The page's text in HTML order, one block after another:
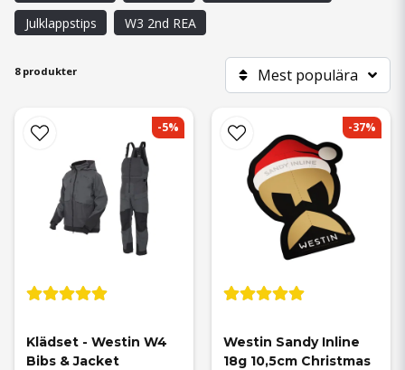
Julklappstips
W3 2nd REA
8 produkter Mest populära
Klädset - Westin W4
Bibs & Jacket
-5%
Westin Sandy Inline
18g 10,5cm Christmas
-37%